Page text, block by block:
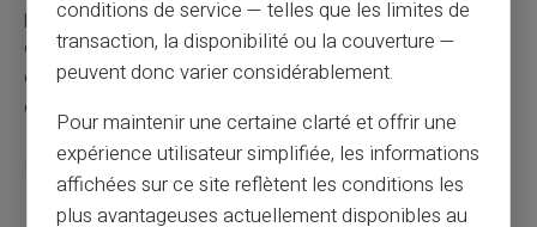
par les escrocs. Une formation régulière des particuliers
et professionnels sur les nouvelles techniques permet
de maintenir un niveau de vigilance adapté aux
évolutions constantes.
Les mesures préventives essentielles incluent :
conditions de service — telles que les limites de
transaction, la disponibilité ou la couverture —
peuvent donc varier considérablement.
Pour maintenir une certaine clarté et offrir une
expérience utilisateur simplifiée, les informations
affichées sur ce site reflètent les conditions les
plus avantageuses actuellement disponibles au